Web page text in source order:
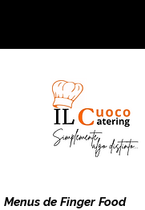
Menus de Finger Food